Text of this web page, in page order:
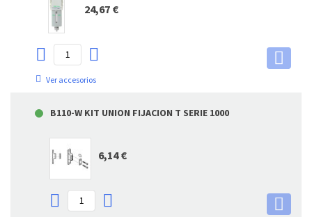
24,67 €
Ver accesorios
B110-W KIT UNION FIJACION T SERIE 1000
6,14 €